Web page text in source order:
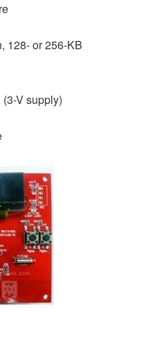
128- or 256-KB
V supply)